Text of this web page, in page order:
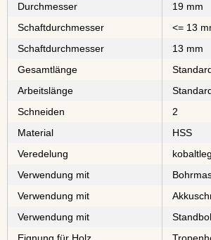
Durchmesser
19 mm
Schaftdurchmesser
<= 13
Schaftdurchmesser
13 mm
Gesamtlänge
Arbeitslänge
Schneiden
2
Material
⁠⁠⁠⁠⁠⁠HSS
Veredelung
Verwendung mit
Verwendung mit
Verwendung mit